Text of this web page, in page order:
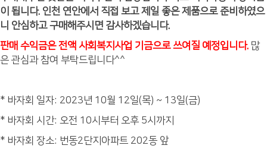
이 됩니다. 인천 연안에서 직접 보고 제일 좋은 제품으로 준비하였으
니 안심하고 구매해주시면 감사하겠습니다.
판매 수익금은 전액 사회복지사업 기금으로 쓰여질 예정입니다. 많
은 관​​심과 참여 부탁드립니다^^
* 바자회 일자: 2023년 10월 12일(목) ~ 13일(금)
* 바자회 시간: 오전 10시부터 오후 5시까지
* 바자회 장소: 번동2단지아파트 202동 앞